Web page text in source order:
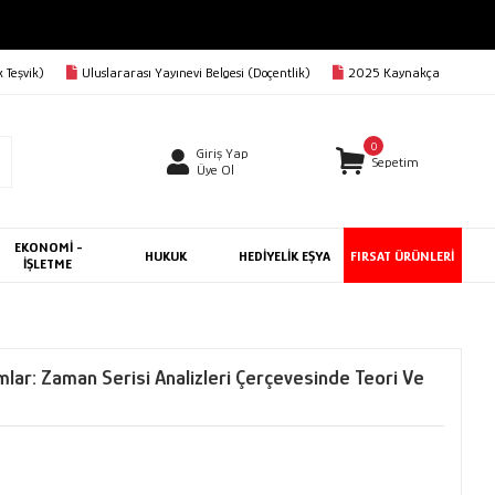
Teşvik) Uluslararası Yayınevi Belgesi (Doçentlik) 2025 Kaynakça
Giriş Yap
Üye Ol
0
Sepetim
EKONOMİ -
İŞLETME
HUKUK HEDİYELİK EŞYA FIRSAT ÜRÜNLERİ
Zaman Serisi Analizleri Çerçevesinde Teori Ve